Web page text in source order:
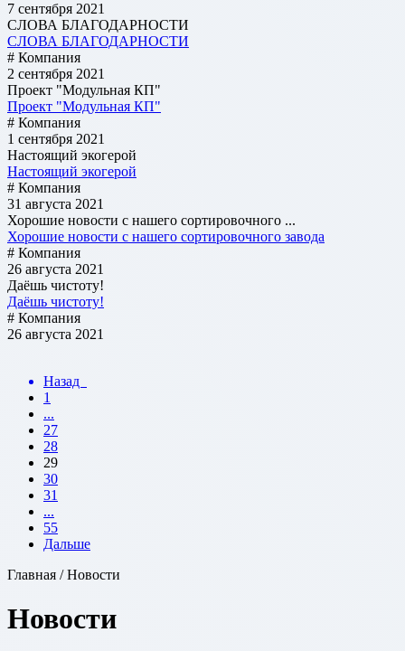
7 сентября 2021
СЛОВА БЛАГОДАРНОСТИ
СЛОВА БЛАГОДАРНОСТИ
# Компания
2 сентября 2021
Проект "Модульная КП"
Проект "Модульная КП"
# Компания
1 сентября 2021
Настоящий экогерой
Настоящий экогерой
# Компания
31 августа 2021
Хорошие новости с нашего сортировочного ...
Хорошие новости с нашего сортировочного завода
# Компания
26 августа 2021
Даёшь чистоту!
Даёшь чистоту!
# Компания
26 августа 2021
Назад
1
...
27
28
29
30
31
...
55
Дальше
Главная / Новости
Новости